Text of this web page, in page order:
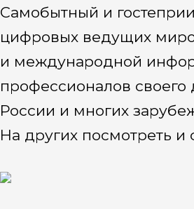
Самобытный и
цифровых ведущих
и международной
профессионалов своего
России и многих
На других посмотреть и